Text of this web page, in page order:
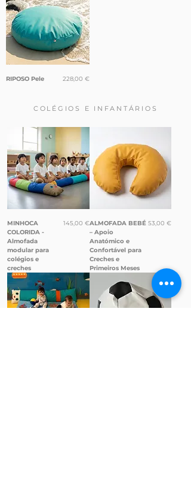
RIPOSO Pele Preço
228,00 €
COLÉGIOS E INFANTÁRIOS
MINHOCA
COLORIDA -
Almofada
modular para
colégios e
creches
Preço
145,00 €ALMOFADA BEBÉ
– Apoio
Anatómico e
Confortável para
Creches e
Primeiros Meses
Preço
53,00 €